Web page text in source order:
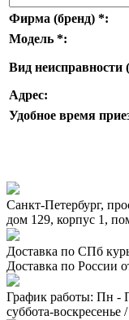
Фирма (бренд) *:
Модель *:
Вид неисправности
Адрес:
Удобное время
Санкт-Петербург,
дом 129, корпус 1,
Доставка по СПб
Доставка по России
График работы: Пн -
суббота-